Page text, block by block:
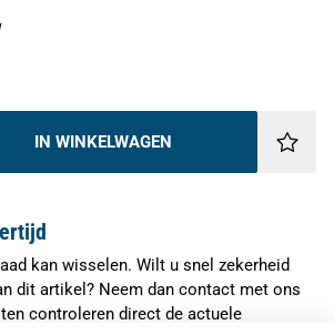
IN WINKELWAGEN
kan wisselen. Wilt u snel zekerheid
dit artikel? Neem dan contact met ons
controleren direct de actuele